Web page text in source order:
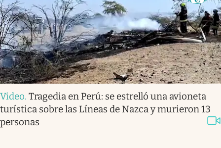
Video. Tragedia en Perú: se estrelló una avioneta
turística sobre las Líneas de Nazca y murieron 13
personas